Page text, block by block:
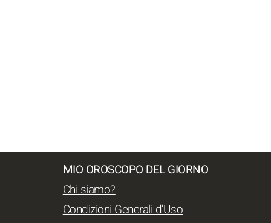
MIO OROSCOPO DEL GIORNO
Chi siamo?
Condizioni Generali d'Uso